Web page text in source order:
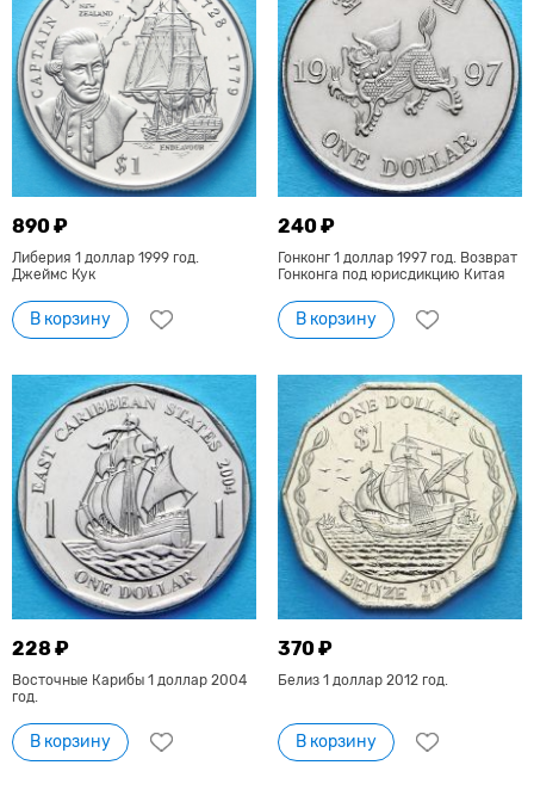
890 ₽
Либерия 1 доллар 1999 год.
Джеймс Кук
В корзину
240 ₽
Гонконг 1 доллар 1997 год. Возврат
Гонконга под юрисдикцию Китая
В корзину
228 ₽
Восточные Карибы 1 доллар 2004
год.
В корзину
370 ₽
Белиз 1 доллар 2012 год.
В корзину